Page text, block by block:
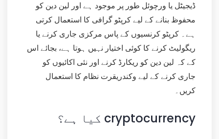
ڈیجیٹل یا ورچوئل طور پر موجود ہے اور لین دین کو
محفوظ بنانے کے لیے کرپٹو گرافی کا استعمال کرتی
ہے۔ کرپٹو کرنسیوں کے پاس مرکزی جاری کرنے یا
ریگولیٹ کرنے کا کوئی اختیار نہیں ہوتا ہے، بجائے اس
کے کہ لین دین کو ریکارڈ کرنے اور نئی اکائیوں کو
جاری کرنے کے لیے وکندریقرت نظام کا استعمال
کریں۔
کیا ہے؟ cryptocurrency